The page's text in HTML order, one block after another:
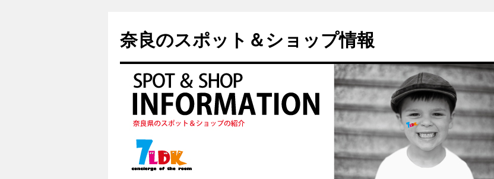
奈良のスポット＆ショップ情報